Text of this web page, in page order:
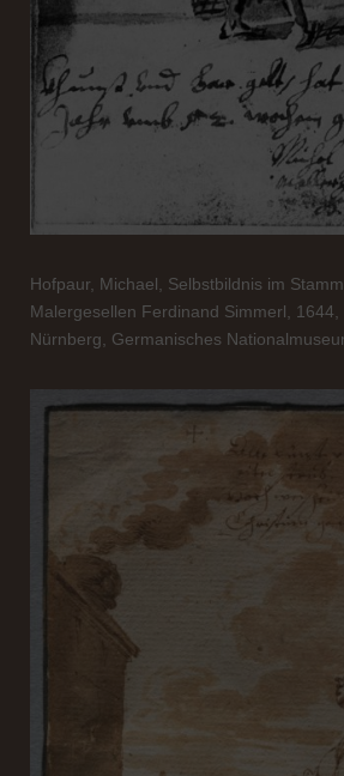
Hofpaur, Michael, Selbstbildnis im
Malergesellen Ferdinand Simmerl, 1644,
Nürnberg, Germanisches